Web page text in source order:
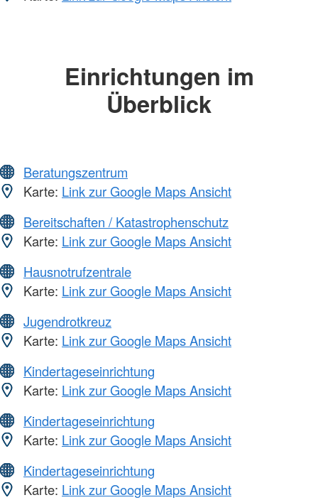
Einrichtungen im
Überblick
Beratungszentrum
Karte: Link zur Google Maps Ansicht
Bereitschaften / Katastrophenschutz
Karte: Link zur Google Maps Ansicht
Hausnotrufzentrale
Karte: Link zur Google Maps Ansicht
Jugendrotkreuz
Karte: Link zur Google Maps Ansicht
Kindertageseinrichtung
Karte: Link zur Google Maps Ansicht
Kindertageseinrichtung
Karte: Link zur Google Maps Ansicht
Kindertageseinrichtung
Karte: Link zur Google Maps Ansicht